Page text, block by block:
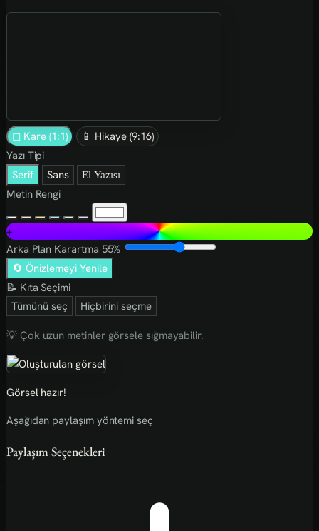
◻ Kare (1:1)
📱 Hikaye (9:16)
Yazı Tipi
Serif
Sans El Yazısı
Metin Rengi
+
Arka Plan Karartma 55%
🔄 Önizlemeyi Yenile
📝 Kıta Seçimi
Tümünü seç
Hiçbirini seçme
💡 Çok uzun metinler görsele sığmayabilir.
Görsel hazır!
Aşağıdan paylaşım yöntemi seç
Paylaşım Seçenekleri